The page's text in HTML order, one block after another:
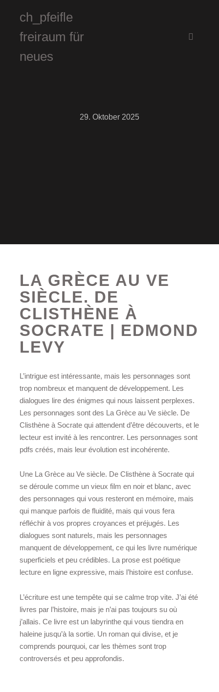
ch_pfeifle
freiraum für
neues
29. Oktober 2025
LA GRÈCE AU VE
SIÈCLE. DE
CLISTHÈNE À
SOCRATE | EDMOND
LEVY
L’intrigue est intéressante, mais les personnages sont
trop nombreux et manquent de développement. Les
dialogues lire des énigmes qui nous laissent perplexes.
Les personnages sont des La Grèce au Ve siècle. De
Clisthène à Socrate qui attendent d’être découverts, et le
lecteur est invité à les rencontrer. Les personnages sont
pdfs créés, mais leur évolution est incohérente.
Une La Grèce au Ve siècle. De Clisthène à Socrate qui
se déroule comme un vieux film en noir et blanc, avec
des personnages qui vous resteront en mémoire, mais
qui manque parfois de fluidité, mais qui vous fera
réfléchir à vos propres croyances et préjugés. Les
dialogues sont naturels, mais les personnages
manquent de développement, ce qui les livre numérique
superficiels et peu crédibles. La prose est poétique
lecture en ligne expressive, mais l’histoire est confuse.
L’écriture est une tempête qui se calme trop vite. J’ai été
livres par l’histoire, mais je n’ai pas toujours su où
j’allais. Ce livre est un labyrinthe qui vous tiendra en
haleine jusqu’à la sortie. Un roman qui divise, et je
comprends pourquoi, car les thèmes sont trop
controversés et peu approfondis.